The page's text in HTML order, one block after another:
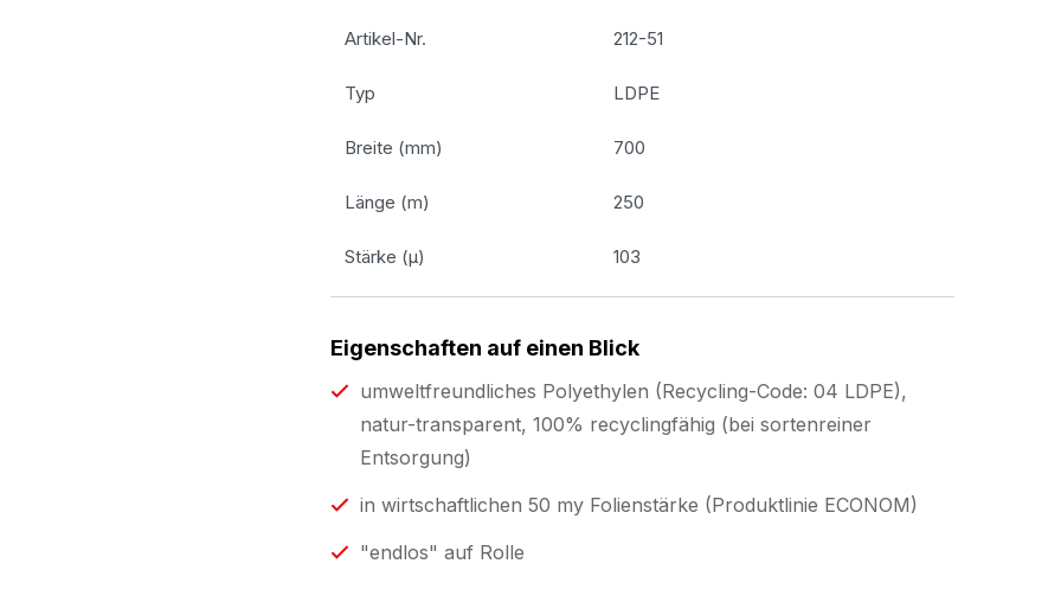
Artikel-Nr. 212-51
Typ LDPE
Breite (mm) 700
Länge (m) 250
Stärke (µ) 103
Eigenschaften auf einen Blick
umweltfreundliches Polyethylen (Recycling-Code: 04 LDPE),
natur-transparent, 100% recyclingfähig (bei sortenreiner
Entsorgung)
in wirtschaftlichen 50 my Folienstärke (Produktlinie ECONOM)
"endlos" auf Rolle